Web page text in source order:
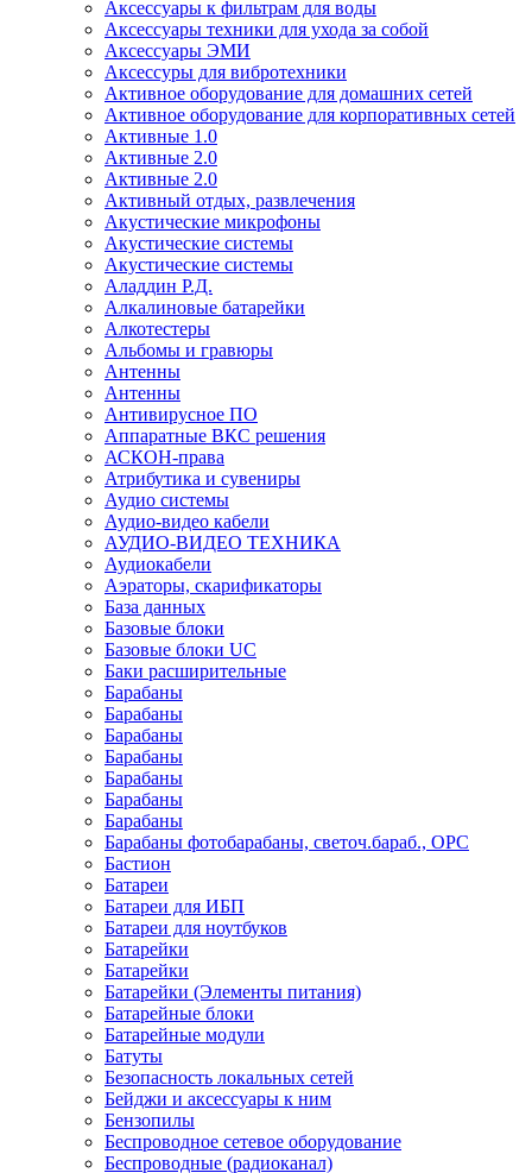
Аксессуары к фильтрам для воды
Аксессуары техники для ухода за собой
Аксессуары ЭМИ
Аксессуры для вибротехники
Активное оборудование для домашних сетей
Активное оборудование для корпоративных сетей
Активные 1.0
Активные 2.0
Активные 2.0
Активный отдых, развлечения
Акустические микрофоны
Акустические системы
Акустические системы
Аладдин Р.Д.
Алкалиновые батарейки
Алкотестеры
Альбомы и гравюры
Антенны
Антенны
Антивирусное ПО
Аппаратные ВКС решения
АСКОН-права
Атрибутика и сувениры
Аудио системы
Аудио-видео кабели
АУДИО-ВИДЕО ТЕХНИКА
Аудиокабели
Аэраторы, скарификаторы
База данных
Базовые блоки
Базовые блоки UC
Баки расширительные
Барабаны
Барабаны
Барабаны
Барабаны
Барабаны
Барабаны
Барабаны
Барабаны фотобарабаны, светоч.бараб., OPC
Бастион
Батареи
Батареи для ИБП
Батареи для ноутбуков
Батарейки
Батарейки
Батарейки (Элементы питания)
Батарейные блоки
Батарейные модули
Батуты
Безопасность локальных сетей
Бейджи и аксесcуары к ним
Бензопилы
Беспроводное сетевое оборудование
Беспроводные (радиоканал)